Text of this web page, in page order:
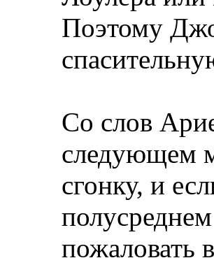
Поэтому
Со слов
следующем
сгонку, и
пожаловать